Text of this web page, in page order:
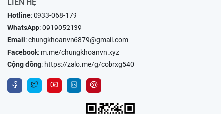
LIÊN HỆ
Hotline:0933-068-179
WhatsApp:0919052139
Email :chungkhoanvn6879@gmail.com
Facebook: m.me/chungkhoanvn.xyz
Cộng đồng: https://zalo.me/g/cobrxg540